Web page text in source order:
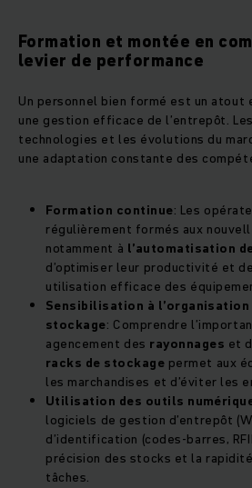
Formation et montée en
levier de performance
Un personnel bien formé est un atout
une gestion efficace de l’entrepôt.
technologies et les évolutions du
une adaptation constante des
Formation continue: Les
régulièrement formés aux
notamment à l’automatisation
d’optimiser leur productivité et
utilisation efficace des
Sensibilisation à l’organisation
stockage: Comprendre
agencement des rayonnages et
racks de stockage permet aux
les marchandises et d’éviter les
Utilisation des outils
logiciels de gestion d’entrepôt
d’identification (codes-barres,
précision des stocks et la
tâches.